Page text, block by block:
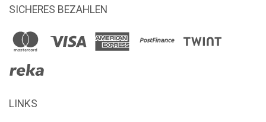
SICHERES BEZAHLEN
LINKS